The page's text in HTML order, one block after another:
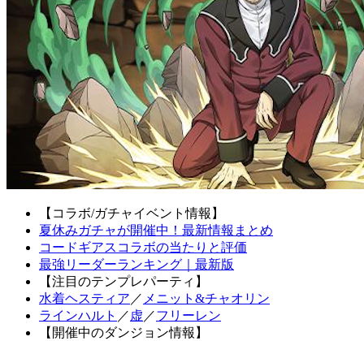
【コラボ/ガチャイベント情報】
夏休みガチャが開催中！最新情報まとめ
コードギアスコラボの当たりと評価
最強リーダーランキング｜最新版
【注目のテンプレパーティ】
水着ヘスティア ／ メニット&チャオリン
ラインハルト ／ 虚 ／フリーレン
【開催中のダンジョン情報】